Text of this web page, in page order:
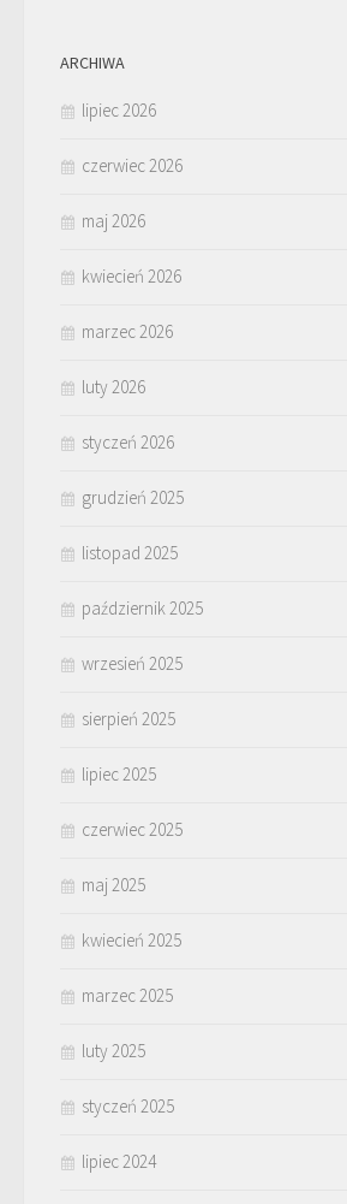
ARCHIWA
lipiec 2026
czerwiec 2026
maj 2026
kwiecień 2026
marzec 2026
luty 2026
styczeń 2026
grudzień 2025
listopad 2025
październik 2025
wrzesień 2025
sierpień 2025
lipiec 2025
czerwiec 2025
maj 2025
kwiecień 2025
marzec 2025
luty 2025
styczeń 2025
lipiec 2024